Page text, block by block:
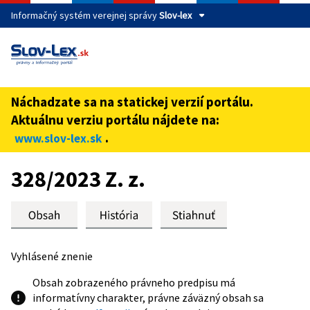
Informačný systém verejnej správySlov-lex
Táto stránka je zabezpečená
cez zabezpečenú webovú stránku verejnej správy SR.
Zabezpečená stránka vždy začína https:// pred názvom
domény webového sídla.
Náchadzate sa na statickej verzií portálu.
Aktuálnu verziu portálu nájdete na:
www.slov-lex.sk .
Preskoč na obsah
328/2023 Z. z.
Vyhlásené znenie
Obsah zobrazeného právneho predpisu má
informatívny charakter, právne záväzný obsah sa